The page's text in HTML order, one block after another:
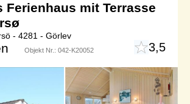
Ferienhaus mit Terrasse
- 4281 - Görlev
Objekt Nr.: 042-K20052 3,5